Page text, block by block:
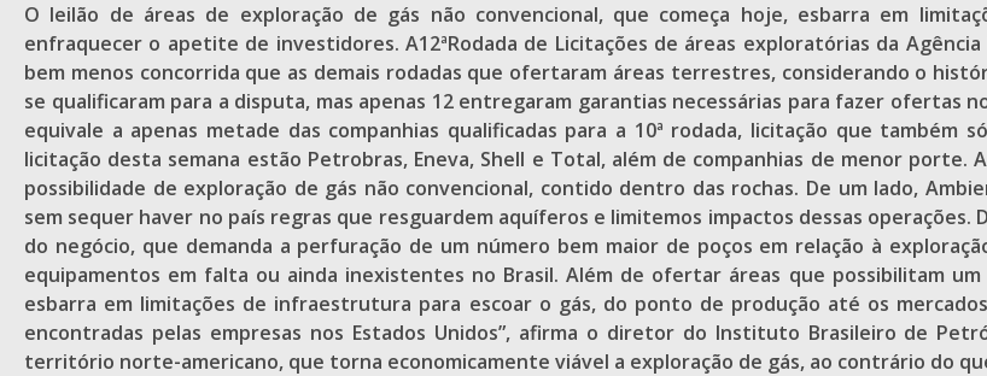
O leilão de áreas de exploração de gás não convencional, que começa hoje, esbarra em
enfraquecer o apetite de investidores. A12ªRodada de Licitações de áreas exploratórias da
bem menos concorrida que as demais rodadas que ofertaram áreas terrestres, considerando o
se qualificaram para a disputa, mas apenas 12 entregaram garantias necessárias para fazer ofertas
equivale a apenas metade das companhias qualificadas para a 10ª rodada, licitação que
licitação desta semana estão Petrobras, Eneva, Shell e Total, além de companhias de menor porte.
possibilidade de exploração de gás não convencional, contido dentro das rochas. De um lado,
sem sequer haver no país regras que resguardem aquíferos e limitemos impactos dessas
do negócio, que demanda a perfuração de um número bem maior de poços em relação à
equipamentos em falta ou ainda inexistentes no Brasil. Além de ofertar áreas que possibilitam
esbarra em limitações de infraestrutura para escoar o gás, do ponto de produção até os
encontradas pelas empresas nos Estados Unidos”, afirma o diretor do Instituto Brasileiro de
território norte-americano, que torna economicamente viável a exploração de gás, ao contrário do